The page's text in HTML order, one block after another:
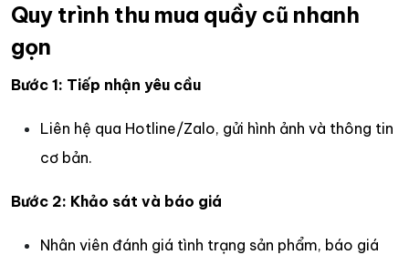
Quy trình thu mua quầy cũ nhanh
gọn
Bước 1: Tiếp nhận yêu cầu
Liên hệ qua Hotline/Zalo, gửi hình ảnh và thông tin
cơ bản.
Bước 2: Khảo sát và báo giá
Nhân viên đánh giá tình trạng sản phẩm, báo giá